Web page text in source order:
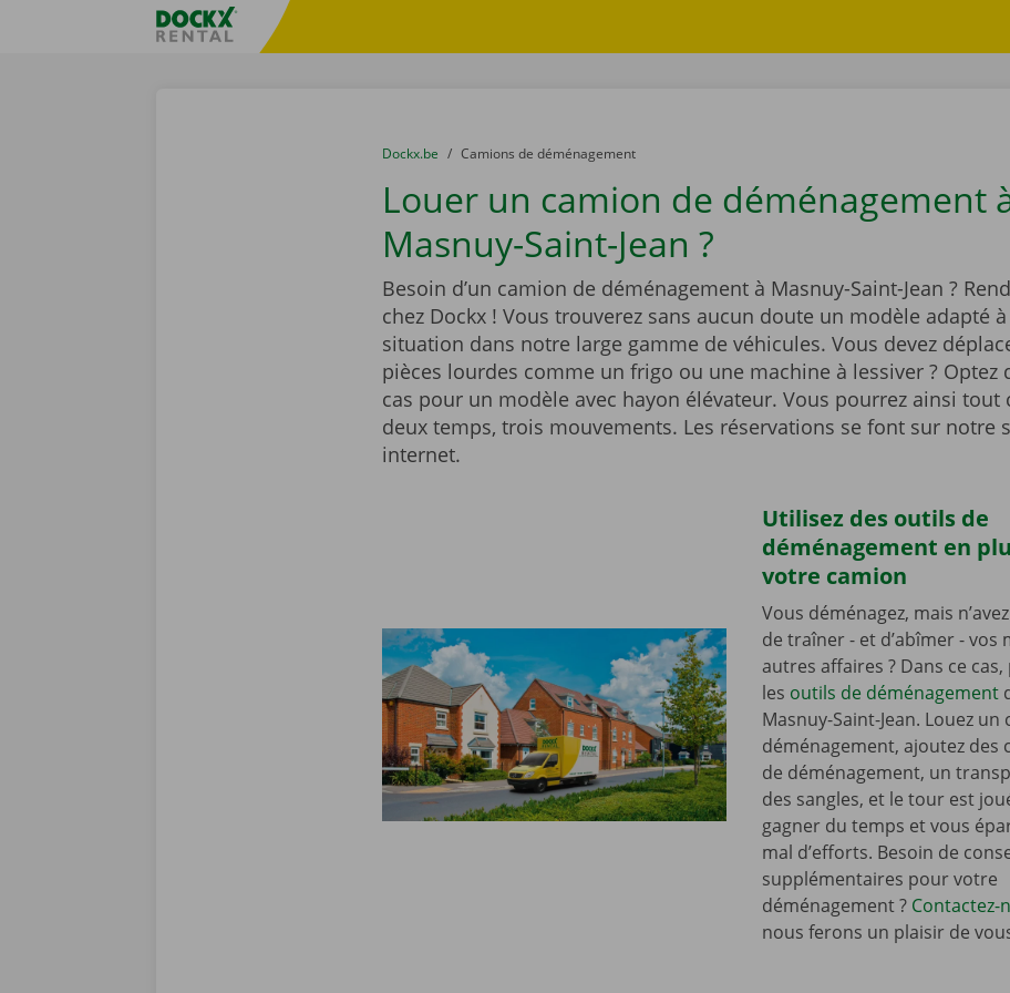
sitename
You are here:
du
Dockx.be to
Camions de déménagement
Louer un camion de déménagement
Masnuy-Saint-Jean ?
Besoin d’un camion de déménagement à Masnuy-Saint-Jean ?
chez Dockx ! Vous trouverez sans aucun doute un modèle adapté
situation dans notre large gamme de véhicules. Vous devez
pièces lourdes comme un frigo ou une machine à lessiver ? Optez
cas pour un modèle avec hayon élévateur. Vous pourrez ainsi tout
deux temps, trois mouvements. Les réservations se font sur notre
internet.
Utilisez des outils de
déménagement en
votre camion
Vous déménagez, mais
de traîner - et d’abîmer - vos
autres affaires ? Dans ce
les outils de déménagement
Masnuy-Saint-Jean. Louez un
déménagement, ajoutez des
de déménagement, un
des sangles, et le tour est
gagner du temps et vous
mal d’efforts. Besoin de
supplémentaires pour votre
déménagement ? Contactez-
nous ferons un plaisir de